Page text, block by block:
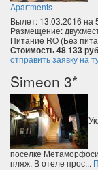
Apartments
Вылет: 13.03.2016 на
Размещение:
Питание RO (Без
Стоимость 48 133
отправить заявку на
Simeon 3*
поселке
пляж. В отеле прос...